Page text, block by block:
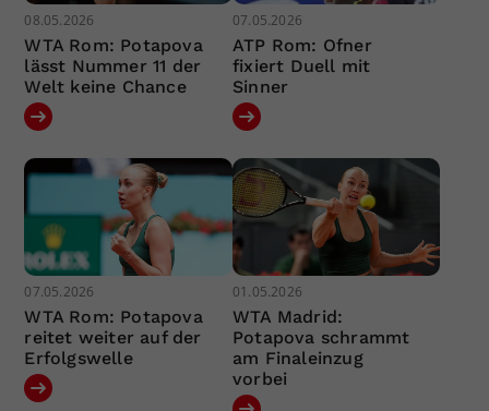
08.05.2026
WTA Rom: Potapova
lässt Nummer 11 der
Welt keine Chance
07.05.2026
ATP Rom: Ofner
fixiert Duell mit
Sinner
07.05.2026
WTA Rom: Potapova
reitet weiter auf der
Erfolgswelle
01.05.2026
WTA Madrid:
Potapova schrammt
am Finaleinzug
vorbei